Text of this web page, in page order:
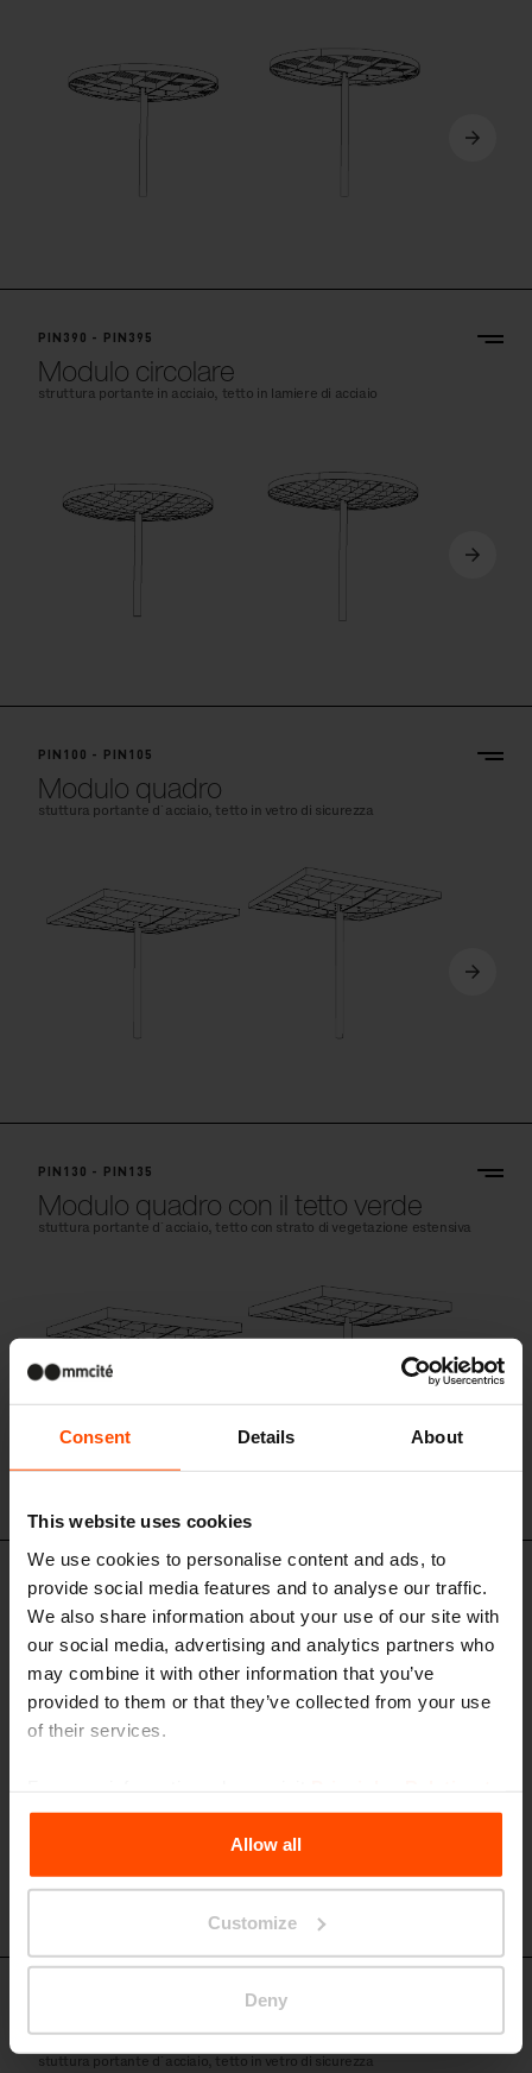
Consent Details About
This website uses cookies
We use cookies to personalise content and ads, to
provide social media features and to analyse our traffic.
We also share information about your use of our site with
our social media, advertising and analytics partners who
may combine it with other information that you’ve
provided to them or that they’ve collected from your use
of their services.
the Processing Personal Data.
Allow all
Customize
Deny
PIN390 - PIN395
Modulo circolare
struttura portante in acciaio, tetto in lamiere di acciaio
PIN100 - PIN105
Modulo quadro
stuttura portante d´acciaio, tetto in vetro di sicurezza
PIN130 - PIN135
Modulo quadro con il tetto verde
stuttura portante d´acciaio, tetto con strato di vegetazione estensiva
PIN150 - PIN155
Modulo quadro
struttura portante d´acciaio, tetto con pannelli fotovoltaici
Modulo circolare
stuttura portante d´acciaio, tetto in vetro di sicurezza